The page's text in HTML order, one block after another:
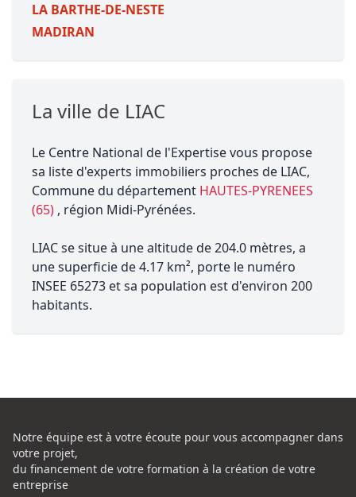
LA BARTHE-DE-NESTE
MADIRAN
La ville de LIAC
Le Centre National de l'Expertise vous propose
sa liste d'experts immobiliers proches de LIAC,
Commune du département HAUTES-PYRENEES
(65) , région Midi-Pyrénées.
LIAC se situe à une altitude de 204.0 mètres, a
une superficie de 4.17 km², porte le numéro
INSEE 65273 et sa population est d'environ 200
habitants.
Notre équipe est à votre écoute pour vous accompagner dans
votre projet,
du financement de votre formation à la création de votre
entreprise